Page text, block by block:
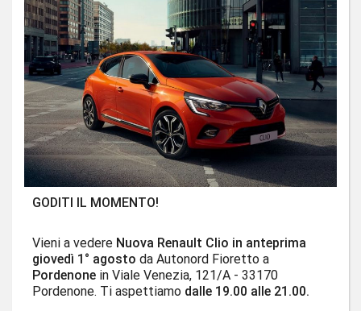
GODITI IL MOMENTO!
Vieni a vedere Nuova Renault Clio in anteprima
giovedì 1° agosto da Autonord Fioretto a
Pordenone in Viale Venezia, 121/A - 33170
Pordenone. Ti aspettiamo dalle 19.00 alle 21.00.